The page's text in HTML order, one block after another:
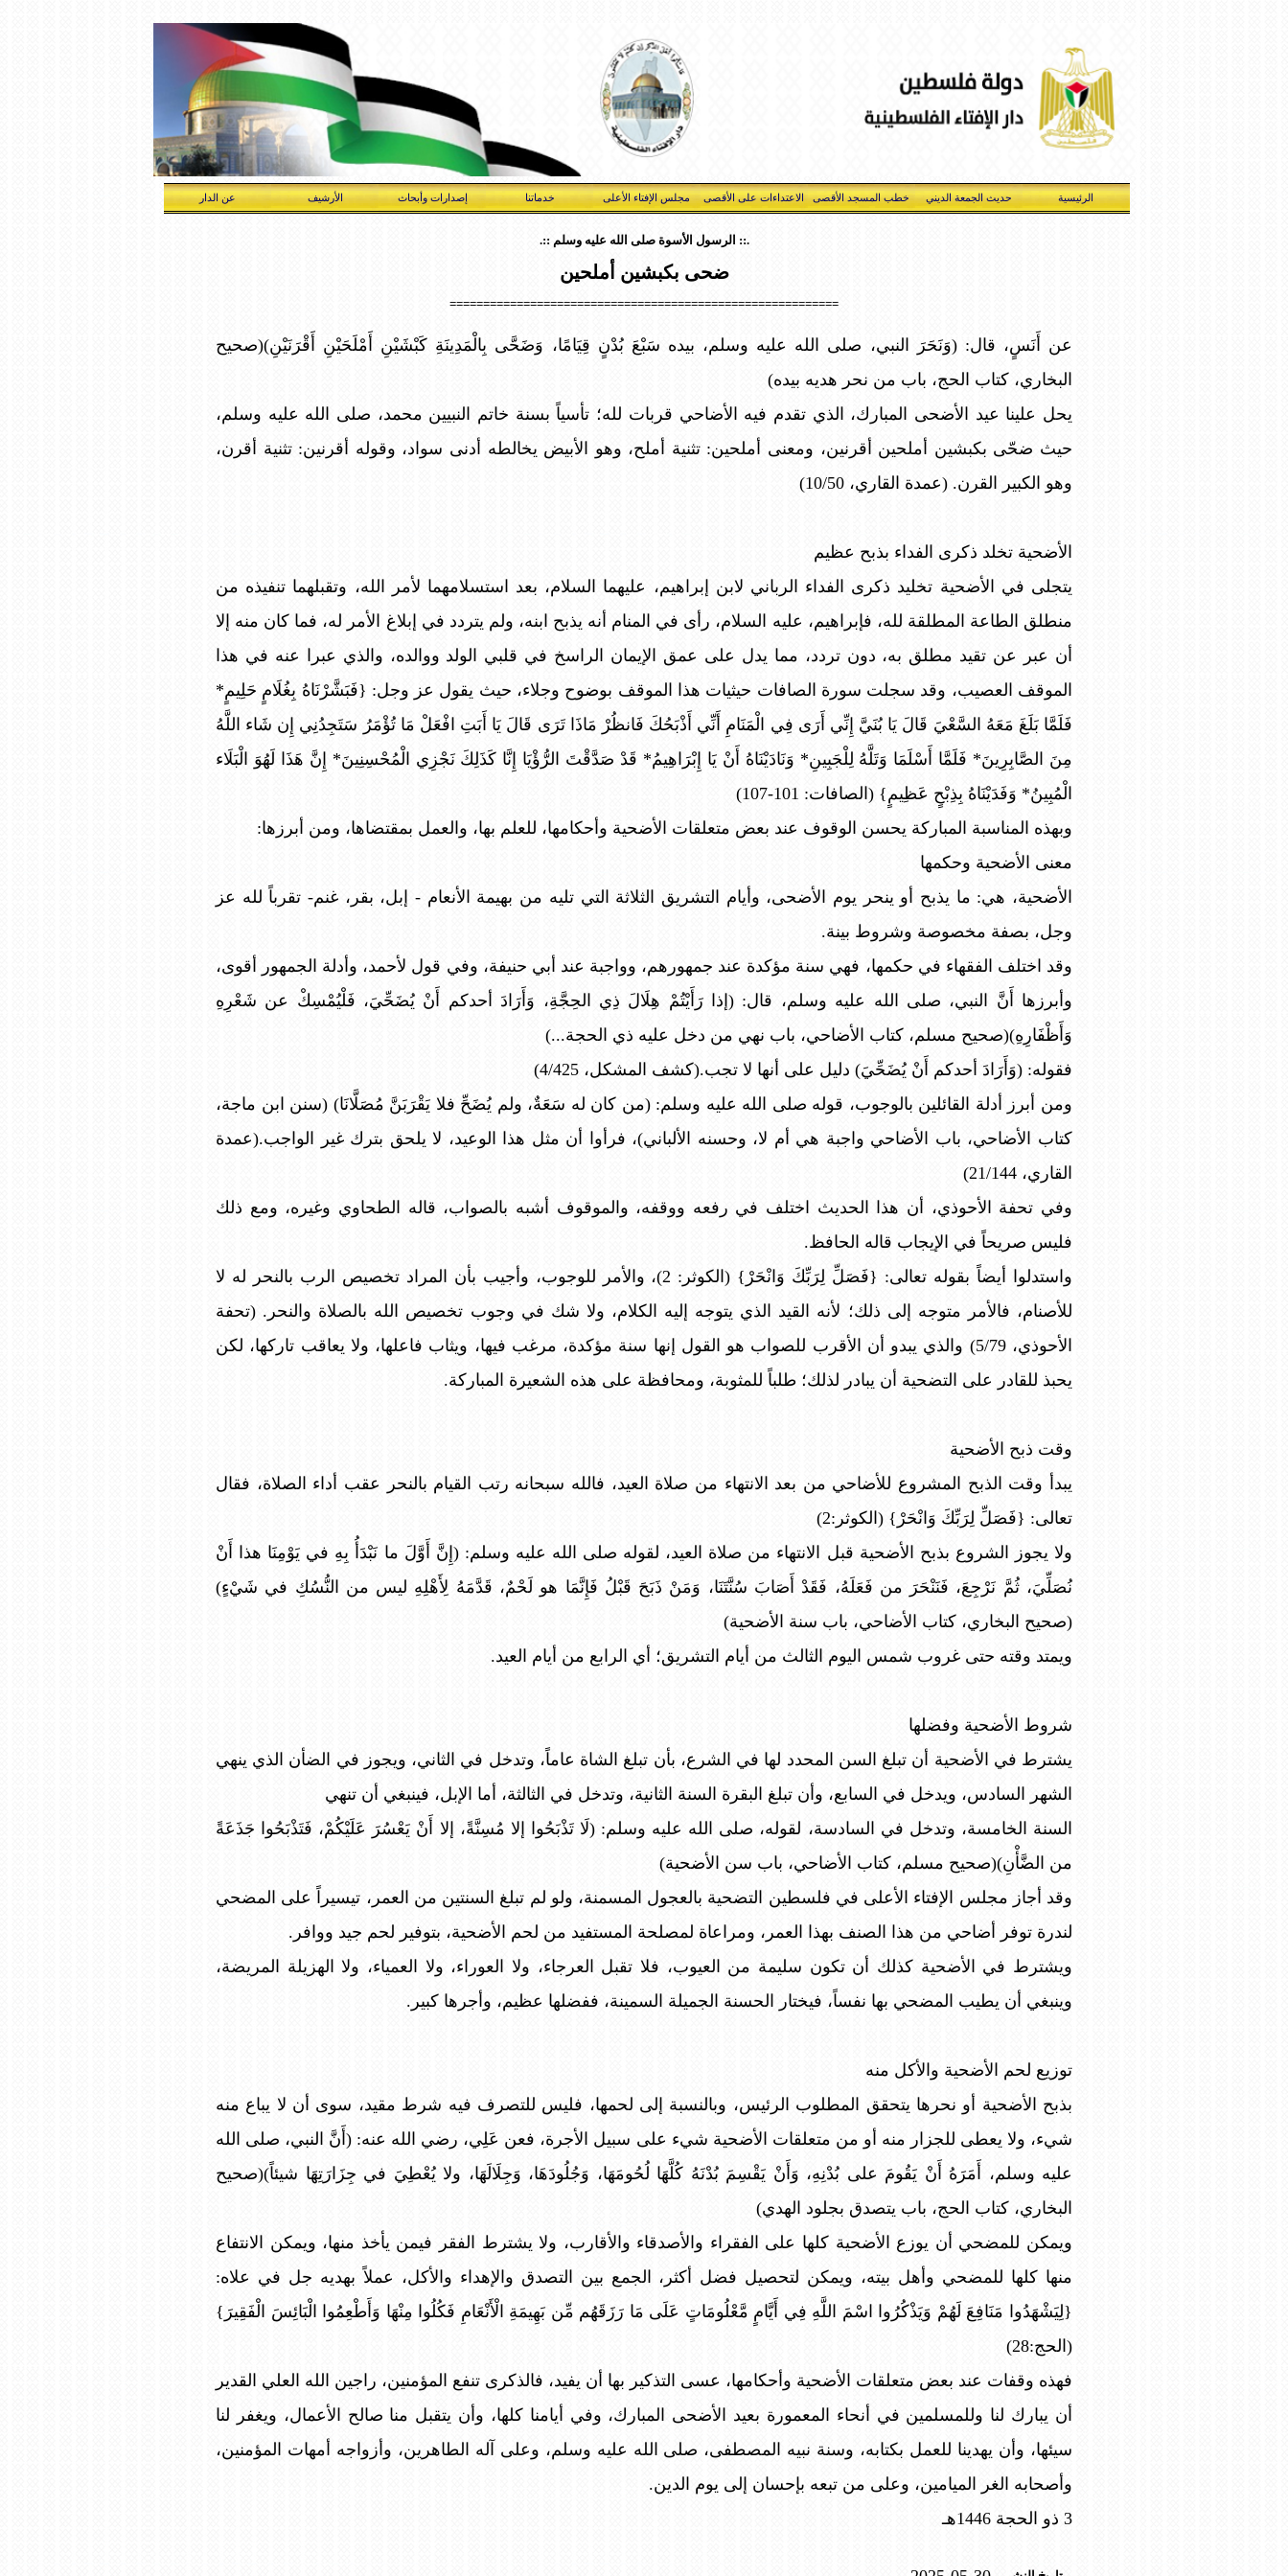
الرئيسية حديث الجمعة الديني خطب المسجد الأقصى الاعتداءات على الأقصى مجلس الإفتاء الأعلى خدماتنا إصدارات وأبحاث الأرشيف عن الدار
.:: الرسول الأسوة صلى الله عليه وسلم ::.
ضحى بكبشين أملحين
==========================================================
عن أَنَسٍ، قال: (وَنَحَرَ النبي، صلى الله عليه وسلم، بيده سَبْعَ بُدْنٍ قِيَامًا، وَضَحَّى بِالْمَدِينَةِ كَبْشَيْنِ أَمْلَحَيْنِ أَقْرَنَيْنِ)(صحيح
البخاري، كتاب الحج، باب من نحر هديه بيده)
يحل علينا عيد الأضحى المبارك، الذي تقدم فيه الأضاحي قربات لله؛ تأسياً بسنة خاتم النبيين محمد، صلى الله عليه وسلم،
حيث ضحّى بكبشين أملحين أقرنين، ومعنى أملحين: تثنية أملح، وهو الأبيض يخالطه أدنى سواد، وقوله أقرنين: تثنية أقرن،
وهو الكبير القرن. (عمدة القاري، 10/50)
الأضحية تخلد ذكرى الفداء بذبح عظيم
يتجلى في الأضحية تخليد ذكرى الفداء الرباني لابن إبراهيم، عليهما السلام، بعد استسلامهما لأمر الله، وتقبلهما تنفيذه من
منطلق الطاعة المطلقة لله، فإبراهيم، عليه السلام، رأى في المنام أنه يذبح ابنه، ولم يتردد في إبلاغ الأمر له، فما كان منه إلا
أن عبر عن تقيد مطلق به، دون تردد، مما يدل على عمق الإيمان الراسخ في قلبي الولد ووالده، والذي عبرا عنه في هذا
الموقف العصيب، وقد سجلت سورة الصافات حيثيات هذا الموقف بوضوح وجلاء، حيث يقول عز وجل: {فَبَشَّرْنَاهُ بِغُلَامٍ حَلِيمٍ*
فَلَمَّا بَلَغَ مَعَهُ السَّعْيَ قَالَ يَا بُنَيَّ إِنِّي أَرَى فِي الْمَنَامِ أَنِّي أَذْبَحُكَ فَانظُرْ مَاذَا تَرَى قَالَ يَا أَبَتِ افْعَلْ مَا تُؤْمَرُ سَتَجِدُنِي إِن شَاء اللَّهُ
مِنَ الصَّابِرِينَ* فَلَمَّا أَسْلَمَا وَتَلَّهُ لِلْجَبِينِ* وَنَادَيْنَاهُ أَنْ يَا إِبْرَاهِيمُ* قَدْ صَدَّقْتَ الرُّؤْيَا إِنَّا كَذَلِكَ نَجْزِي الْمُحْسِنِينَ* إِنَّ هَذَا لَهُوَ الْبَلَاء
الْمُبِينُ* وَفَدَيْنَاهُ بِذِبْحٍ عَظِيمٍ} (الصافات: 101-107)
وبهذه المناسبة المباركة يحسن الوقوف عند بعض متعلقات الأضحية وأحكامها، للعلم بها، والعمل بمقتضاها، ومن أبرزها:
معنى الأضحية وحكمها
الأضحية، هي: ما يذبح أو ينحر يوم الأضحى، وأيام التشريق الثلاثة التي تليه من بهيمة الأنعام - إبل، بقر، غنم- تقرباً لله عز
وجل، بصفة مخصوصة وشروط بينة.
وقد اختلف الفقهاء في حكمها، فهي سنة مؤكدة عند جمهورهم، وواجبة عند أبي حنيفة، وفي قول لأحمد، وأدلة الجمهور أقوى،
وأبرزها أَنَّ النبي، صلى الله عليه وسلم، قال: (إذا رَأَيْتُمْ هِلَالَ ذِي الحِجَّةِ، وَأَرَادَ أحدكم أَنْ يُضَحِّيَ، فَلْيُمْسِكْ عن شَعْرِهِ
وَأَظْفَارِهِ)(صحيح مسلم، كتاب الأضاحي، باب نهي من دخل عليه ذي الحجة...)
فقوله: (وَأَرَادَ أحدكم أَنْ يُضَحِّيَ) دليل على أنها لا تجب.(كشف المشكل، 4/425)
ومن أبرز أدلة القائلين بالوجوب، قوله صلى الله عليه وسلم: (من كان له سَعَةٌ، ولم يُضَحِّ فلا يَقْرَبَنَّ مُصَلَّانَا) (سنن ابن ماجة،
كتاب الأضاحي، باب الأضاحي واجبة هي أم لا، وحسنه الألباني)، فرأوا أن مثل هذا الوعيد، لا يلحق بترك غير الواجب.(عمدة
القاري، 21/144)
وفي تحفة الأحوذي، أن هذا الحديث اختلف في رفعه ووقفه، والموقوف أشبه بالصواب، قاله الطحاوي وغيره، ومع ذلك
فليس صريحاً في الإيجاب قاله الحافظ.
واستدلوا أيضاً بقوله تعالى: {فَصَلِّ لِرَبِّكَ وَانْحَرْ} (الكوثر: 2)، والأمر للوجوب، وأجيب بأن المراد تخصيص الرب بالنحر له لا
للأصنام، فالأمر متوجه إلى ذلك؛ لأنه القيد الذي يتوجه إليه الكلام، ولا شك في وجوب تخصيص الله بالصلاة والنحر. (تحفة
الأحوذي، 5/79) والذي يبدو أن الأقرب للصواب هو القول إنها سنة مؤكدة، مرغب فيها، ويثاب فاعلها، ولا يعاقب تاركها، لكن
يحبذ للقادر على التضحية أن يبادر لذلك؛ طلباً للمثوبة، ومحافظة على هذه الشعيرة المباركة.
وقت ذبح الأضحية
يبدأ وقت الذبح المشروع للأضاحي من بعد الانتهاء من صلاة العيد، فالله سبحانه رتب القيام بالنحر عقب أداء الصلاة، فقال
تعالى: {فَصَلِّ لِرَبِّكَ وَانْحَرْ} (الكوثر:2)
ولا يجوز الشروع بذبح الأضحية قبل الانتهاء من صلاة العيد، لقوله صلى الله عليه وسلم: (إِنَّ أَوَّلَ ما نَبْدَأُ بِهِ في يَوْمِنَا هذا أَنْ
نُصَلِّيَ، ثُمَّ نَرْجِعَ، فَنَنْحَرَ من فَعَلَهُ، فَقَدْ أَصَابَ سُنَّتَنَا، وَمَنْ ذَبَحَ قَبْلُ فَإِنَّمَا هو لَحْمٌ، قَدَّمَهُ لِأَهْلِهِ ليس من النُّسُكِ في شَيْءٍ)
(صحيح البخاري، كتاب الأضاحي، باب سنة الأضحية)
ويمتد وقته حتى غروب شمس اليوم الثالث من أيام التشريق؛ أي الرابع من أيام العيد.
شروط الأضحية وفضلها
يشترط في الأضحية أن تبلغ السن المحدد لها في الشرع، بأن تبلغ الشاة عاماً، وتدخل في الثاني، ويجوز في الضأن الذي ينهي
الشهر السادس، ويدخل في السابع، وأن تبلغ البقرة السنة الثانية، وتدخل في الثالثة، أما الإبل، فينبغي أن تنهي
السنة الخامسة، وتدخل في السادسة، لقوله، صلى الله عليه وسلم: (لَا تَذْبَحُوا إلا مُسِنَّةً، إلا أَنْ يَعْسُرَ عَلَيْكُمْ، فَتَذْبَحُوا جَذَعَةً
من الضَّأْنِ)(صحيح مسلم، كتاب الأضاحي، باب سن الأضحية)
وقد أجاز مجلس الإفتاء الأعلى في فلسطين التضحية بالعجول المسمنة، ولو لم تبلغ السنتين من العمر، تيسيراً على المضحي
لندرة توفر أضاحي من هذا الصنف بهذا العمر، ومراعاة لمصلحة المستفيد من لحم الأضحية، بتوفير لحم جيد ووافر.
ويشترط في الأضحية كذلك أن تكون سليمة من العيوب، فلا تقبل العرجاء، ولا العوراء، ولا العمياء، ولا الهزيلة المريضة،
وينبغي أن يطيب المضحي بها نفساً، فيختار الحسنة الجميلة السمينة، ففضلها عظيم، وأجرها كبير.
توزيع لحم الأضحية والأكل منه
بذبح الأضحية أو نحرها يتحقق المطلوب الرئيس، وبالنسبة إلى لحمها، فليس للتصرف فيه شرط مقيد، سوى أن لا يباع منه
شيء، ولا يعطى للجزار منه أو من متعلقات الأضحية شيء على سبيل الأجرة، فعن عَلِي، رضي الله عنه: (أَنَّ النبي، صلى الله
عليه وسلم، أَمَرَهُ أَنْ يَقُومَ على بُدْنِهِ، وَأَنْ يَقْسِمَ بُدْنَهُ كُلَّهَا لُحُومَهَا، وَجُلُودَهَا، وَجِلَالَهَا، ولا يُعْطِيَ في جِزَارَتِهَا شيئاً)(صحيح
البخاري، كتاب الحج، باب يتصدق بجلود الهدي)
ويمكن للمضحي أن يوزع الأضحية كلها على الفقراء والأصدقاء والأقارب، ولا يشترط الفقر فيمن يأخذ منها، ويمكن الانتفاع
منها كلها للمضحي وأهل بيته، ويمكن لتحصيل فضل أكثر، الجمع بين التصدق والإهداء والأكل، عملاً بهديه جل في علاه:
{لِيَشْهَدُوا مَنَافِعَ لَهُمْ وَيَذْكُرُوا اسْمَ اللَّهِ فِي أَيَّامٍ مَّعْلُومَاتٍ عَلَى مَا رَزَقَهُم مِّن بَهِيمَةِ الْأَنْعَامِ فَكُلُوا مِنْهَا وَأَطْعِمُوا الْبَائِسَ الْفَقِيرَ}
(الحج:28)
فهذه وقفات عند بعض متعلقات الأضحية وأحكامها، عسى التذكير بها أن يفيد، فالذكرى تنفع المؤمنين، راجين الله العلي القدير
أن يبارك لنا وللمسلمين في أنحاء المعمورة بعيد الأضحى المبارك، وفي أيامنا كلها، وأن يتقبل منا صالح الأعمال، ويغفر لنا
سيئها، وأن يهدينا للعمل بكتابه، وسنة نبيه المصطفى، صلى الله عليه وسلم، وعلى آله الطاهرين، وأزواجه أمهات المؤمنين،
وأصحابه الغر الميامين، وعلى من تبعه بإحسان إلى يوم الدين.
3 ذو الحجة 1446هـ